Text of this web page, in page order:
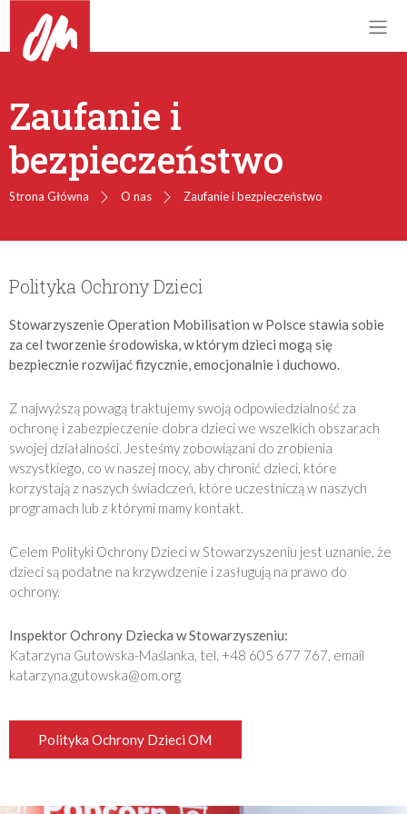
Zaufanie i
bezpieczeństwo
Strona Główna O nas Zaufanie i bezpieczeństwo
Polityka Ochrony Dzieci
Stowarzyszenie Operation Mobilisation w Polsce stawia sobie
za cel tworzenie środowiska, wktórym dzieci mogą się
bezpiecznie rozwijać fizycznie, emocjonalnie i duchowo.
Z najwyższą powagą traktujemy swoją odpowiedzialność za
ochronę i zabezpieczenie dobra dzieci we wszelkich obszarach
swojej działalności. Jesteśmy zobowiązani do zrobienia
wszystkiego, co w naszej mocy, aby chronić dzieci, które
korzystają z naszych świadczeń, które uczestniczą w naszych
programach lub z którymi mamy kontakt.
Celem Polityki Ochrony Dzieci w Stowarzyszeniu jest uznanie, że
dzieci są podatne na krzywdzenie i zasługują na prawo do
ochrony.
Inspektor Ochrony Dziecka w Stowarzyszeniu:
Katarzyna Gutowska-Maślanka, tel. +48 605 677 767, email
katarzyna.gutowska@om.org
Polityka Ochrony Dzieci OM